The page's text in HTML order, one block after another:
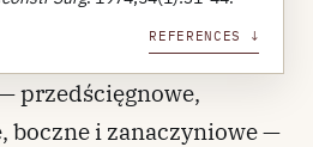
REFERENCES ↓
przedścięgnowe,
boczne i zanaczyniowe —